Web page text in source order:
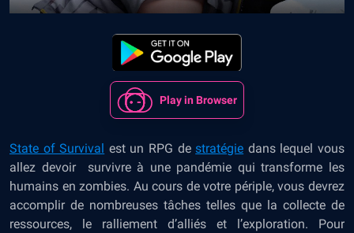
Play in Browser
State of Survival est un RPG de stratégie dans lequel vous
allez devoir survivre à une pandémie qui transforme les
humains en zombies. Au cours de votre périple, vous devrez
accomplir de nombreuses tâches telles que la collecte de
ressources, le ralliement d’alliés et l’exploration. Pour